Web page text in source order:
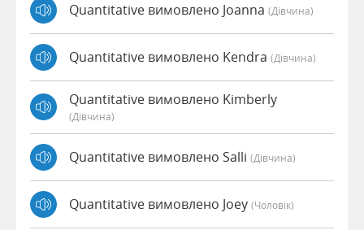
Quantitative вимовлено Joanna (дівчина)
Quantitative вимовлено Kendra (дівчина)
Quantitative вимовлено Kimberly
(дівчина)
Quantitative вимовлено Salli (дівчина)
Quantitative вимовлено Joey (чоловік)